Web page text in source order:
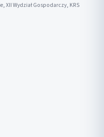
XII Wydział Gospodarczy, KRS